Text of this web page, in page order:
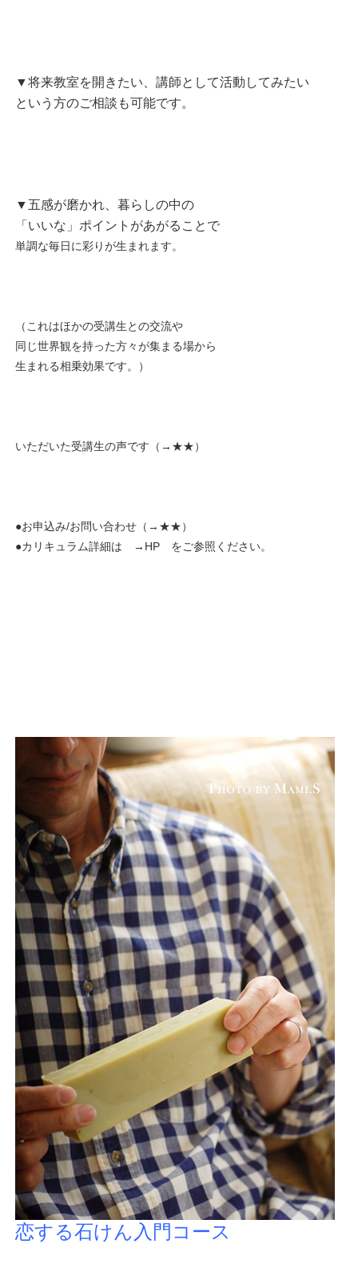
▼将来教室を開きたい、講師として活動してみたい
という方のご相談も可能です。
▼五感が磨かれ、暮らしの中の
「いいな」ポイントがあがることで
単調な毎日に彩りが生まれます。
（これはほかの受講生との交流や
同じ世界観を持った方々が集まる場から
生まれる相乗効果です。）
いただいた受講生の声です（→ ★★）
●お申込み/お問い合わせ（→ ★★）
●カリキュラム詳細は → HP をご参照ください。
恋する石けん入門コース